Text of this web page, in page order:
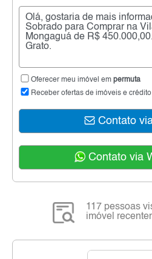
Oferecer meu imóvel em permuta
Receber ofertas de imóveis e crédito
Contato
Contato via
117 pessoas
imóvel